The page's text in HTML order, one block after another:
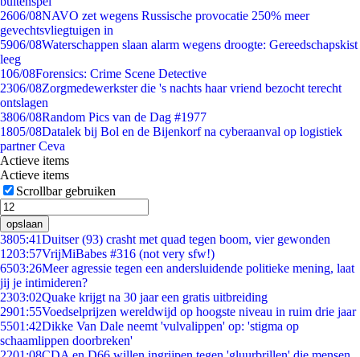
2606/08NAVO zet wegens Russische provocatie 250% meer
gevechtsvliegtuigen in
5906/08Waterschappen slaan alarm wegens droogte: Gereedschapskist
leeg
106/08Forensics: Crime Scene Detective
2306/08Zorgmedewerkster die 's nachts haar vriend bezocht terecht
ontslagen
3806/08Random Pics van de Dag #1977
1805/08Datalek bij Bol en de Bijenkorf na cyberaanval op logistiek
partner Ceva
Actieve items
Actieve items
Scrollbar gebruiken
opslaan
3805:41Duitser (93) crasht met quad tegen boom, vier gewonden
1203:57VrijMiBabes #316 (not very sfw!)
6503:26Meer agressie tegen een andersluidende politieke mening, laat
jij je intimideren?
2303:02Quake krijgt na 30 jaar een gratis uitbreiding
2901:55Voedselprijzen wereldwijd op hoogste niveau in ruim drie jaar
5501:42Dikke Van Dale neemt 'vulvalippen' op: 'stigma op
schaamlippen doorbreken'